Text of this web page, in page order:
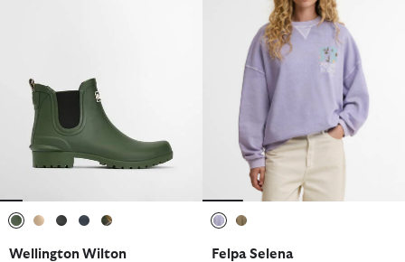
Wellington Wilton
Felpa Selena